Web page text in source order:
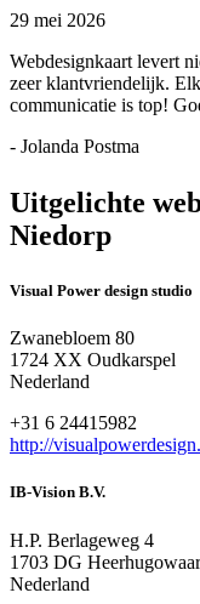
29 mei 2026
Webdesignkaart levert
zeer klantvriendelijk.
communicatie is top!
- Jolanda Postma
Uitgelichte
Niedorp
Visual Power design studio
Zwanebloem 80
1724 XX Oudkarspel
Nederland
+31 6 24415982
http://
IB-Vision B.V.
H.P. Berlageweg 4
1703 DG
Nederland